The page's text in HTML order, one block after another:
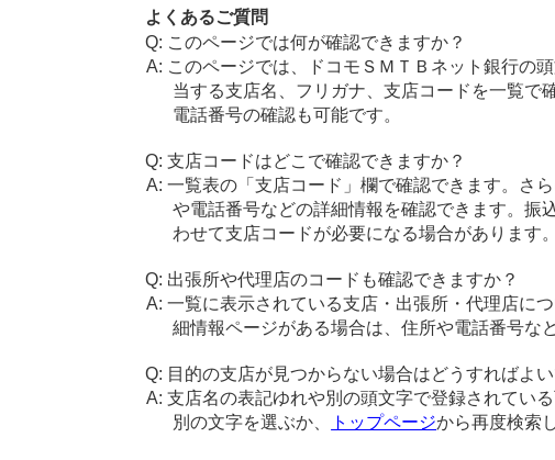
よくあるご質問
このページでは何が確認できますか？
このページでは、ドコモＳＭＴＢネット銀行の
当する支店名、フリガナ、支店コードを一覧で
電話番号の確認も可能です。
支店コードはどこで確認できますか？
一覧表の「支店コード」欄で確認できます。さ
や電話番号などの詳細情報を確認できます。振
わせて支店コードが必要になる場合があります。
出張所や代理店のコードも確認できますか？
一覧に表示されている支店・出張所・代理店に
細情報ページがある場合は、住所や電話番号な
目的の支店が見つからない場合はどうすればよ
支店名の表記ゆれや別の頭文字で登録されてい
別の文字を選ぶか、
トップページから再度検索